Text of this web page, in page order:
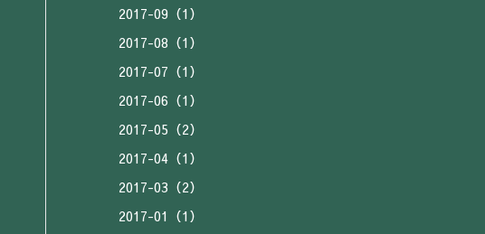
2017-09（1）
2017-08（1）
2017-07（1）
2017-06（1）
2017-05（2）
2017-04（1）
2017-03（2）
2017-01（1）